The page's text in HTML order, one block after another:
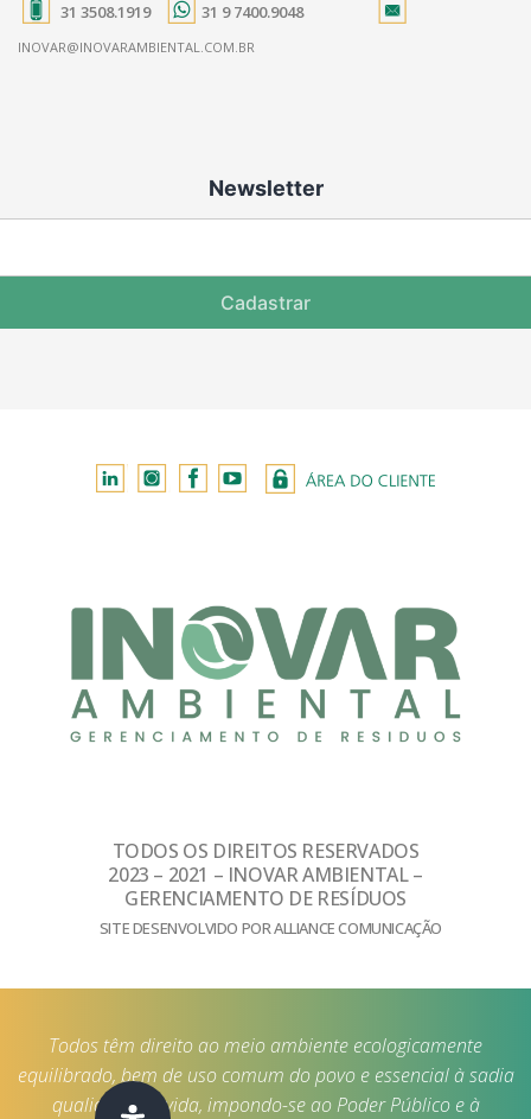
31 3508.1919 31 9 7400.9048
INOVAR@INOVARAMBIENTAL.COM.BR
Newsletter
Cadastrar
TODOS OS DIREITOS RESERVADOS
2023 – 2021 – INOVAR AMBIENTAL –
GERENCIAMENTO DE RESÍDUOS
SITE DESENVOLVIDO POR ALLIANCE COMUNICAÇÃO
Todos têm direito ao meio ambiente ecologicamente
equilibrado, bem de uso comum do povo e essencial à sadia
qualidade de vida, impondo-se ao Poder Público e à